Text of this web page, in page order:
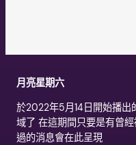
月亮星期六
於2022年5月14日開始播出
域了 在這期間只要是有曾
過的消息會在此呈現